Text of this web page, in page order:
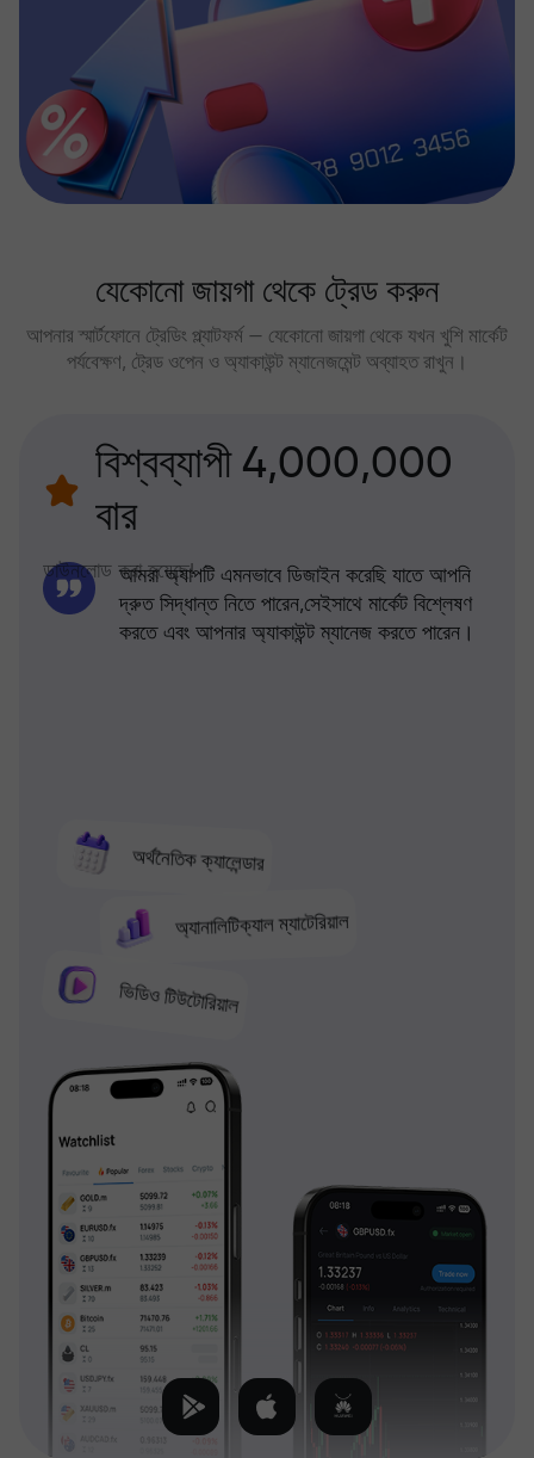
যেকোনো জায়গা থেকে ট্রেড করুন
আপনার স্মার্টফোনে ট্রেডিং প্ল্যাটফর্ম — যেকোনো জায়গা থেকে যখন খুশি মার্কেট
পর্যবেক্ষণ, ট্রেড ওপেন ও অ্যাকাউন্ট ম্যানেজমেন্ট অব্যাহত রাখুন।
বিশ্বব্যাপী 4,000,000
বার
ডাউনলোড করা হয়েছে!
অর্থনৈতিক ক্যালেন্ডার
অ্যানালিটিক্যাল ম্যাটেরিয়াল
ভিডিও টিউটোরিয়াল
আমরা অ্যাপটি এমনভাবে ডিজাইন করেছি যাতে আপনি
দ্রুত সিদ্ধান্ত নিতে পারেন,সেইসাথে মার্কেট বিশ্লেষণ
করতে এবং আপনার অ্যাকাউন্ট ম্যানেজ করতে পারেন।